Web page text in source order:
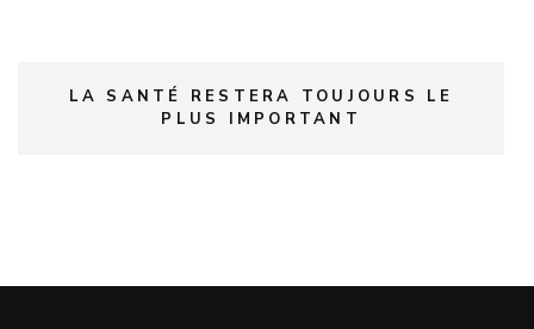
LA SANTÉ RESTERA TOUJOURS LE
PLUS IMPORTANT